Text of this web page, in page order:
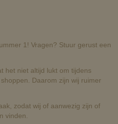
1! Vragen? Stuur gerust een
het niet altijd lukt om tijdens
Daarom zijn wij ruimer
zodat wij of aanwezig zijn of
vinden.